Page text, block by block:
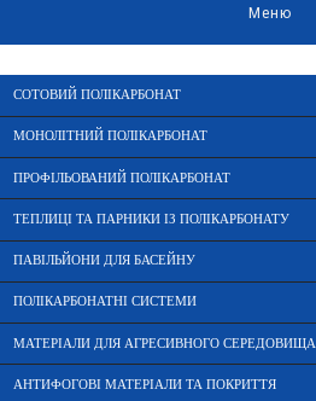
Меню
СОТОВИЙ ПОЛІКАРБОНАТ
МОНОЛІТНИЙ ПОЛІКАРБОНАТ
ПРОФІЛЬОВАНИЙ ПОЛІКАРБОНАТ
ТЕПЛИЦІ ТА ПАРНИКИ ІЗ ПОЛІКАРБОНАТУ
ПАВІЛЬЙОНИ ДЛЯ БАСЕЙНУ
ПОЛІКАРБОНАТНІ СИСТЕМИ
МАТЕРІАЛИ ДЛЯ АГРЕСИВНОГО СЕРЕДОВИЩА
АНТИФОГОВІ МАТЕРІАЛИ ТА ПОКРИТТЯ